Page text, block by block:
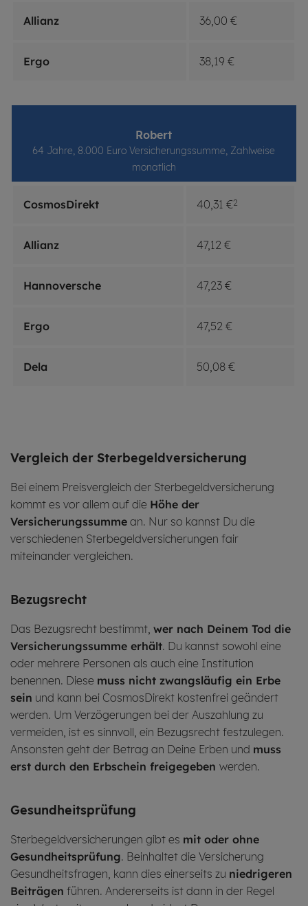
Allianz 36,00 €
Ergo 38,19 €
Ro­bert
64 Jahre, 8.000 Euro Versicherungssumme, Zahlweise
monatlich
CosmosDirekt 40,31 €2
Allianz 47,12 €
Hannoversche 47,23 €
Ergo 47,52 €
Dela 50,08 €
Ver­gleich der Ster­be­geld­ver­si­che­rung
Bei einem Preisvergleich der Sterbegeldversicherung
kommt es vor allem auf die Höhe der
Versicherungssumme an. Nur so kannst Du die
verschiedenen Sterbegeldversicherungen fair
miteinander vergleichen.
Be­zugs­recht
Das Bezugsrecht bestimmt, wer nach Deinem Tod die
Versicherungssumme erhält. Du kannst sowohl eine
oder mehrere Personen als auch eine Institution
benennen. Diese muss nicht zwangsläufig ein Erbe
sein und kann bei CosmosDirekt kostenfrei geändert
werden. Um Verzögerungen bei der Auszahlung zu
vermeiden, ist es sinnvoll, ein Bezugsrecht festzulegen.
Ansonsten geht der Betrag an Deine Erben und muss
erst durch den Erbschein freigegeben werden.
Ge­sund­heits­prü­fung
Sterbegeldversicherungen gibt es mit oder ohne
Gesundheitsprüfung. Beinhaltet die Versicherung
Gesundheitsfragen, kann dies einerseits zu niedrigeren
Beiträgen führen. Andererseits ist dann in der Regel